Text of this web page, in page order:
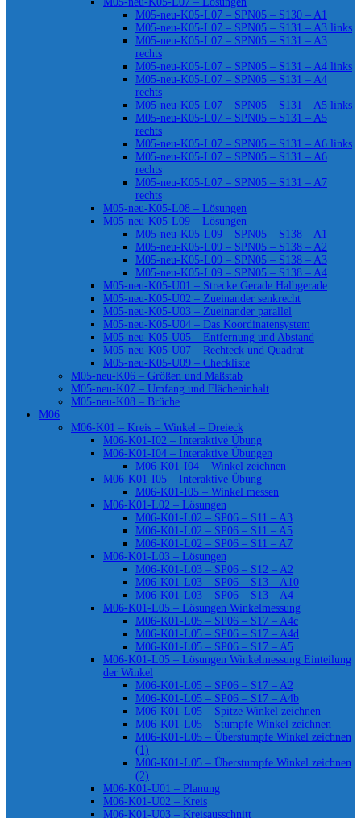
M05-neu-K05-L07 – SPN05 – S130 – A1
M05-neu-K05-L07 – SPN05 – S131 – A3 links
M05-neu-K05-L07 – SPN05 – S131 – A3
rechts
M05-neu-K05-L07 – SPN05 – S131 – A4 links
M05-neu-K05-L07 – SPN05 – S131 – A4
rechts
M05-neu-K05-L07 – SPN05 – S131 – A5 links
M05-neu-K05-L07 – SPN05 – S131 – A5
rechts
M05-neu-K05-L07 – SPN05 – S131 – A6 links
M05-neu-K05-L07 – SPN05 – S131 – A6
rechts
M05-neu-K05-L07 – SPN05 – S131 – A7
rechts
M05-neu-K05-L08 – Lösungen
M05-neu-K05-L09 – Lösungen
M05-neu-K05-L09 – SPN05 – S138 – A1
M05-neu-K05-L09 – SPN05 – S138 – A2
M05-neu-K05-L09 – SPN05 – S138 – A3
M05-neu-K05-L09 – SPN05 – S138 – A4
M05-neu-K05-U01 – Strecke Gerade Halbgerade
M05-neu-K05-U02 – Zueinander senkrecht
M05-neu-K05-U03 – Zueinander parallel
M05-neu-K05-U04 – Das Koordinatensystem
M05-neu-K05-U05 – Entfernung und Abstand
M05-neu-K05-U07 – Rechteck und Quadrat
M05-neu-K05-U09 – Checkliste
M05-neu-K06 – Größen und Maßstab
M05-neu-K07 – Umfang und Flächeninhalt
M05-neu-K08 – Brüche
M06
M06-K01 – Kreis – Winkel – Dreieck
M06-K01-I02 – Interaktive Übung
M06-K01-I04 – Interaktive Übungen
M06-K01-I04 – Winkel zeichnen
M06-K01-I05 – Interaktive Übung
M06-K01-I05 – Winkel messen
M06-K01-L02 – Lösungen
M06-K01-L02 – SP06 – S11 – A3
M06-K01-L02 – SP06 – S11 – A5
M06-K01-L02 – SP06 – S11 – A7
M06-K01-L03 – Lösungen
M06-K01-L03 – SP06 – S12 – A2
M06-K01-L03 – SP06 – S13 – A10
M06-K01-L03 – SP06 – S13 – A4
M06-K01-L05 – Lösungen Winkelmessung
M06-K01-L05 – SP06 – S17 – A4c
M06-K01-L05 – SP06 – S17 – A4d
M06-K01-L05 – SP06 – S17 – A5
M06-K01-L05 – Lösungen Winkelmessung Einteilung
der Winkel
M06-K01-L05 – SP06 – S17 – A2
M06-K01-L05 – SP06 – S17 – A4b
M06-K01-L05 – Spitze Winkel zeichnen
M06-K01-L05 – Stumpfe Winkel zeichnen
M06-K01-L05 – Überstumpfe Winkel zeichnen
(1)
M06-K01-L05 – Überstumpfe Winkel zeichnen
(2)
M06-K01-U01 – Planung
M06-K01-U02 – Kreis
M06-K01-U03 – Kreisausschnitt